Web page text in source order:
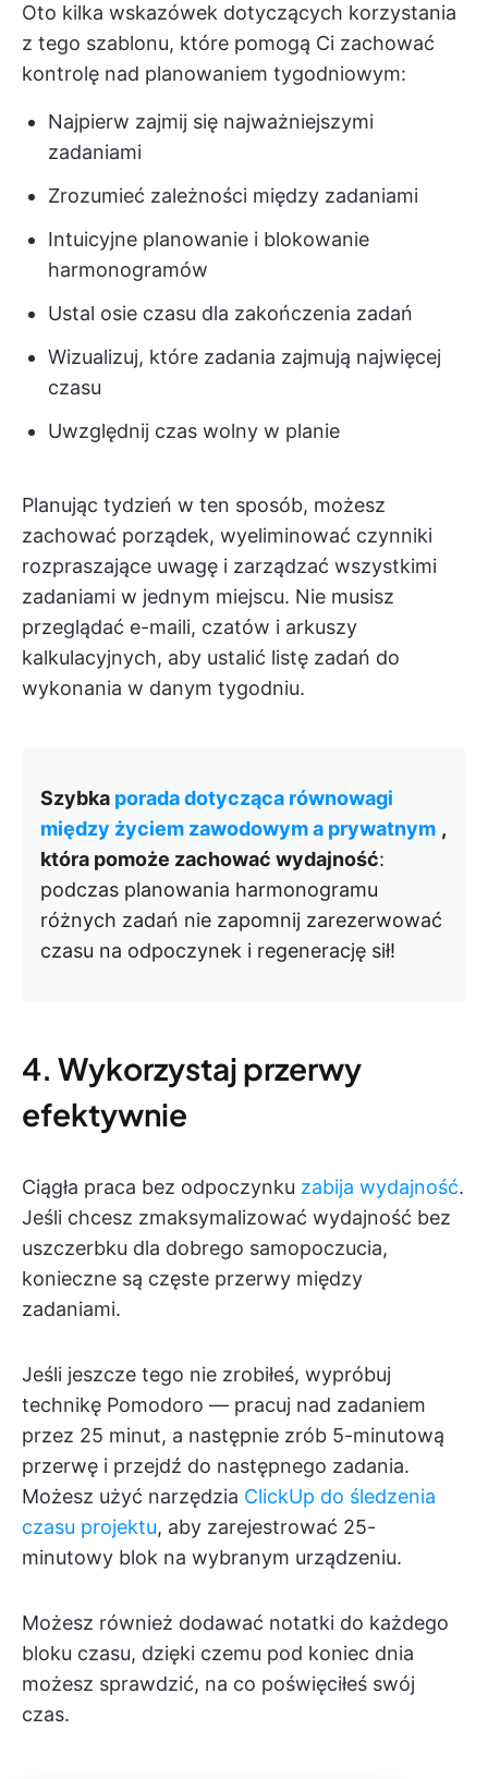
Oto kilka wskazówek dotyczących korzystania
z tego szablonu, które pomogą Ci zachować
kontrolę nad planowaniem tygodniowym:
Najpierw zajmij się najważniejszymi
zadaniami
Zrozumieć zależności między zadaniami
Intuicyjne planowanie i blokowanie
harmonogramów
Ustal osie czasu dla zakończenia zadań
Wizualizuj, które zadania zajmują najwięcej
czasu
Uwzględnij czas wolny w planie
Planując tydzień w ten sposób, możesz
zachować porządek, wyeliminować czynniki
rozpraszające uwagę i zarządzać wszystkimi
zadaniami w jednym miejscu. Nie musisz
przeglądać e-maili, czatów i arkuszy
kalkulacyjnych, aby ustalić listę zadań do
wykonania w danym tygodniu.
Szybka porada dotycząca równowagi
między życiem zawodowym a prywatnym ,
która pomoże zachować wydajność:
podczas planowania harmonogramu
różnych zadań nie zapomnij zarezerwować
czasu na odpoczynek i regenerację sił!
4. Wykorzystaj przerwy
efektywnie
Ciągła praca bez odpoczynku zabija wydajność.
Jeśli chcesz zmaksymalizować wydajność bez
uszczerbku dla dobrego samopoczucia,
konieczne są częste przerwy między
zadaniami.
Jeśli jeszcze tego nie zrobiłeś, wypróbuj
technikę Pomodoro — pracuj nad zadaniem
przez 25 minut, a następnie zrób 5-minutową
przerwę i przejdź do następnego zadania.
Możesz użyć narzędzia ClickUp do śledzenia
czasu projektu, aby zarejestrować 25-
minutowy blok na wybranym urządzeniu.
Możesz również dodawać notatki do każdego
bloku czasu, dzięki czemu pod koniec dnia
możesz sprawdzić, na co poświęciłeś swój
czas.